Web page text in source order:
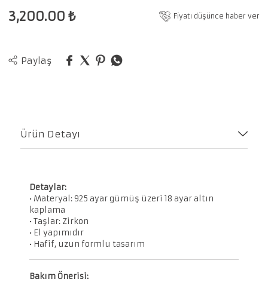
3,200.00 ₺ Fiyatı düşünce haber ver
Paylaş
Ürün Detayı
Detaylar:
• Materyal: 925 ayar gümüş üzeri 18 ayar altın
kaplama
• Taşlar: Zirkon
• El yapımıdır
• Hafif, uzun formlu tasarım
Bakım Önerisi: